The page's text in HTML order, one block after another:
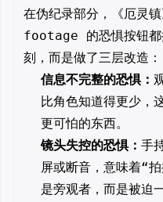
在伪纪录部分，《厄灵
footage 的恐惧按钮都
刻，而是做了三层改造：
信息不完整的恐惧：
比角色知道得更少，
更可怕的东西。
镜头失控的恐惧： 手
屏或断音，意味着“
是旁观者，而是被迫